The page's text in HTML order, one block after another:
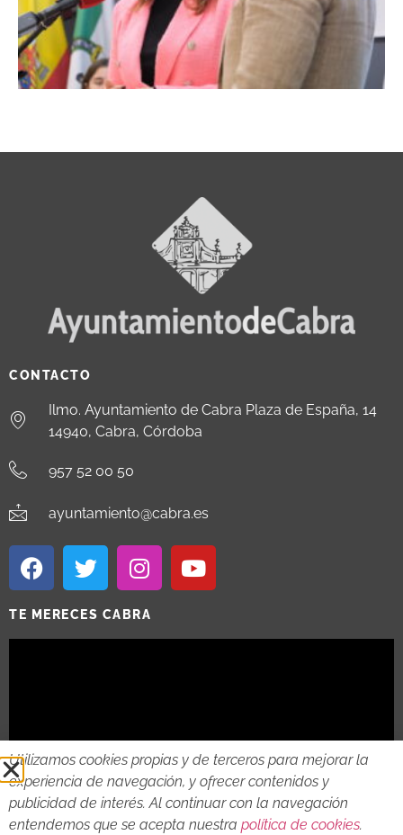
CONTACTO
Ilmo. Ayuntamiento de Cabra Plaza de España, 14
14940, Cabra, Córdoba
957 52 00 50
ayuntamiento@cabra.es
TE MERECES CABRA
Utilizamos cookies propias y de terceros para mejorar la
experiencia de navegación, y ofrecer contenidos y
publicidad de interés. Al continuar con la navegación
entendemos que se acepta nuestra política de cookies.